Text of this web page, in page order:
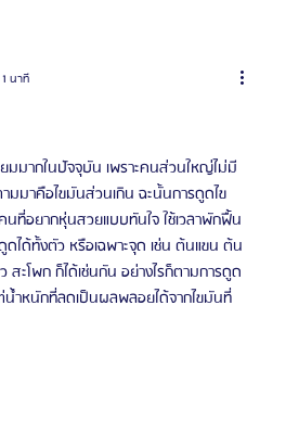
นาที
มมากในปัจจุบัน เพราะคนส่วนใหญ่ไม่มี
มมาคือไขมันส่วนเกิน ฉะนั้นการดูดไข
ที่อยากหุ่นสวยแบบทันใจ ใช้เวลาพักฟื้น
ได้ทั้งตัว หรือเฉพาะจุด เช่น ต้นแขน ต้น
สะโพก ก็ได้เช่นกัน อย่างไรก็ตามการดูด
น้ำหนักที่ลดเป็นผลพลอยได้จากไขมันที่